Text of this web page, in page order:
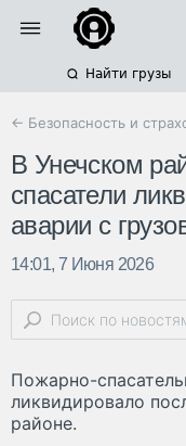
Найти грузы
← Безопасность и
В Унечском
спасатели
аварии с
14:01, 7 Июня 2026
Пожарно-
ликвидировало
районе.